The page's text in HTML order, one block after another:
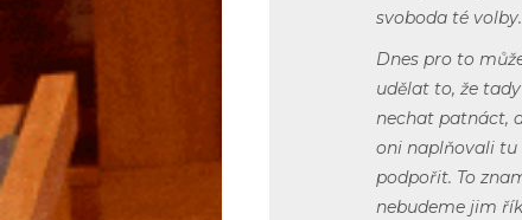
svoboda té volby.
Dnes pro to
udělat to, že
nechat patnáct,
oni naplňovali tu
podpořit. To
nebudeme jim